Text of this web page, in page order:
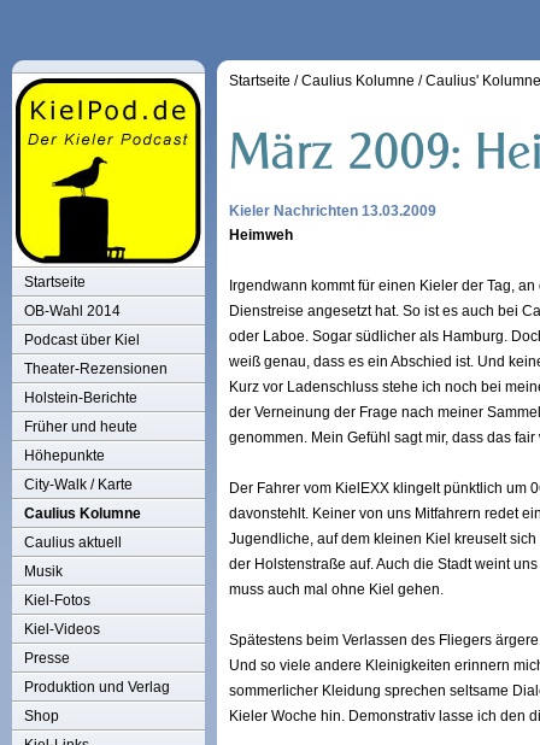
Startseite
OB-Wahl 2014
Podcast über Kiel
Theater-Rezensionen
Holstein-Berichte
Früher und heute
Höhepunkte
City-Walk / Karte
Caulius Kolumne
Caulius aktuell
Musik
Kiel-Fotos
Kiel-Videos
Presse
Produktion und Verlag
Shop
Startseite /Caulius Kolumne /Caulius'
Kieler Nachrichten 13.03.2009
Heimweh
Irgendwann kommt für einen Kieler der Tag,
Dienstreise angesetzt hat. So ist es auch bei
oder Laboe. Sogar südlicher als Hamburg.
weiß genau, dass es ein Abschied ist. Und
Kurz vor Ladenschluss stehe ich noch bei
der Verneinung der Frage nach meiner
genommen. Mein Gefühl sagt mir, dass das
Der Fahrer vom KielEXX klingelt pünktlich um
davonstehlt. Keiner von uns Mitfahrern redet
Jugendliche, auf dem kleinen Kiel kreuselt
der Holstenstraße auf. Auch die Stadt weint
muss auch mal ohne Kiel gehen.
Spätestens beim Verlassen des Fliegers
Und so viele andere Kleinigkeiten erinnern
sommerlicher Kleidung sprechen seltsame
Kieler Woche hin. Demonstrativ lasse ich den